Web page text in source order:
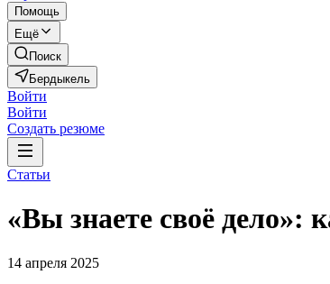
Помощь
Ещё
Поиск
Бердыкель
Войти
Войти
Создать резюме
Статьи
«Вы знаете своё дело»:
14 апреля 2025